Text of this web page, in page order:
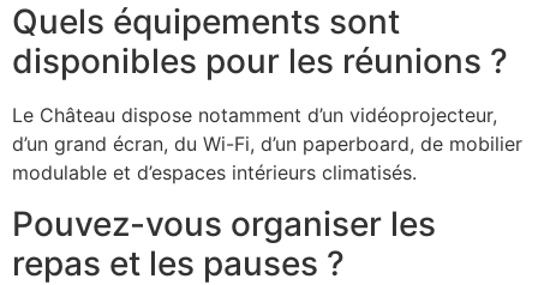
Quels équipements sont
disponibles pour les réunions ?
Le Château dispose notamment d’un vidéoprojecteur,
d’un grand écran, du Wi-Fi, d’un paperboard, de mobilier
modulable et d’espaces intérieurs climatisés.
Pouvez-vous organiser les
repas et les pauses ?